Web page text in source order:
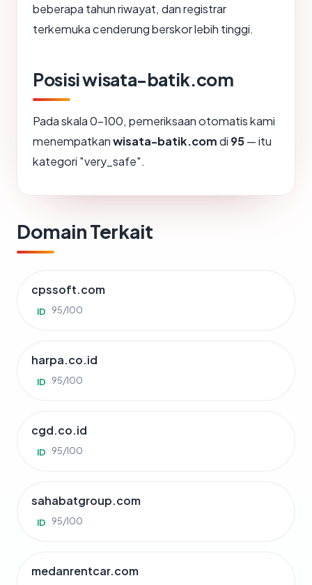
beberapa tahun riwayat, dan registrar
terkemuka cenderung berskor lebih tinggi.
Posisi wisata-batik.com
Pada skala 0-100, pemeriksaan otomatis kami
menempatkanwisata-batik.comdi 95— itu
kategori "very_safe".
Domain Terkait
cpssoft.com
ID 95/100
harpa.co.id
ID 95/100
cgd.co.id
ID 95/100
sahabatgroup.com
ID 95/100
medanrentcar.com